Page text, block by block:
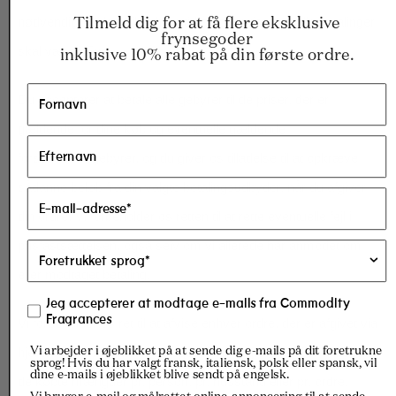
nødvendigt. Vi kan til enhver tid ændre priserne. Alle betalinger
skal væreiEuro.
Du accepterer at betale alle gebyrer til de priser, der er
gældende for dine køb og eventuelle gældende
forsendelsesgebyrer, og du giver os tilladelse til at opkræve
sådanne beløb fra din valgte betalingsudbyder, når du afgiver
din ordre. Vi forbeholder os retten til at rette eventuelle fejl i
prisfastsættelsen, også selv om vi allerede har anmodet om
Vi forbeholder os ret til at afvise enhver ordre, der er afgivet via
hjemmesiden. Vi kan efter eget skøn begrænse eller annullere
de købte mængder pr. person, pr. husstand eller pr. ordre.
Tilmeld dig for at få flere eksklusive
frynsegoder
inklusive 10% rabat på din første ordre.
Jeg accepterer at modtage e-mails fra Commodity
Fragrances
Vi arbejder i øjeblikket på at sende dig e-mails på dit foretrukne
sprog! Hvis du har valgt fransk, italiensk, polsk eller spansk, vil
dine e-mails i øjeblikket blive sendt på engelsk.